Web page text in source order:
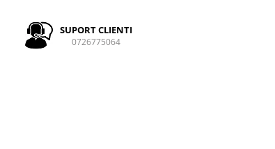
SUPORT CLIENTI
0726775064